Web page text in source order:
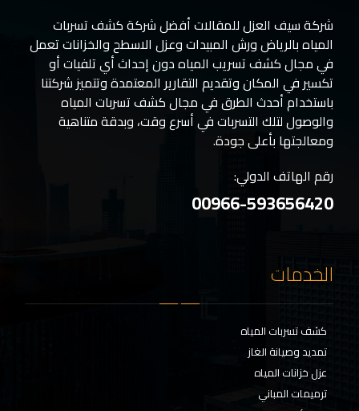
شركة سيف العزل للمقالات أفضل شركة كشف تسربات
المياه بالرياض ورش المبيدات وعزل الاسطح والخزانات تعمل
في مجال كشف تسريب المياه دون إحداث أي تلفيات أو
تكسير في المكان وتقديم التقارير المعتمدة وتتميز شركتنا
باستخدام أحدث الطرق في مجال كشف تسربات المياه
والوصول لتلك التسربات في أسرع وقت، وبدقة متناهية
ومعالجتها بأعلى جودة.
رقم الهاتف الدولي:
00966-593656420
الخدمات
كشف تسربات المياه
تمديد وصيانة الغاز
عزل خزانات المياه
ترميمات المباني